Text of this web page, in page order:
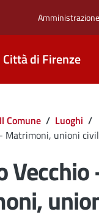
Zona
Città di Firenze
pane
Comune / Luoghi /
Matrimoni, unioni
Vecchio